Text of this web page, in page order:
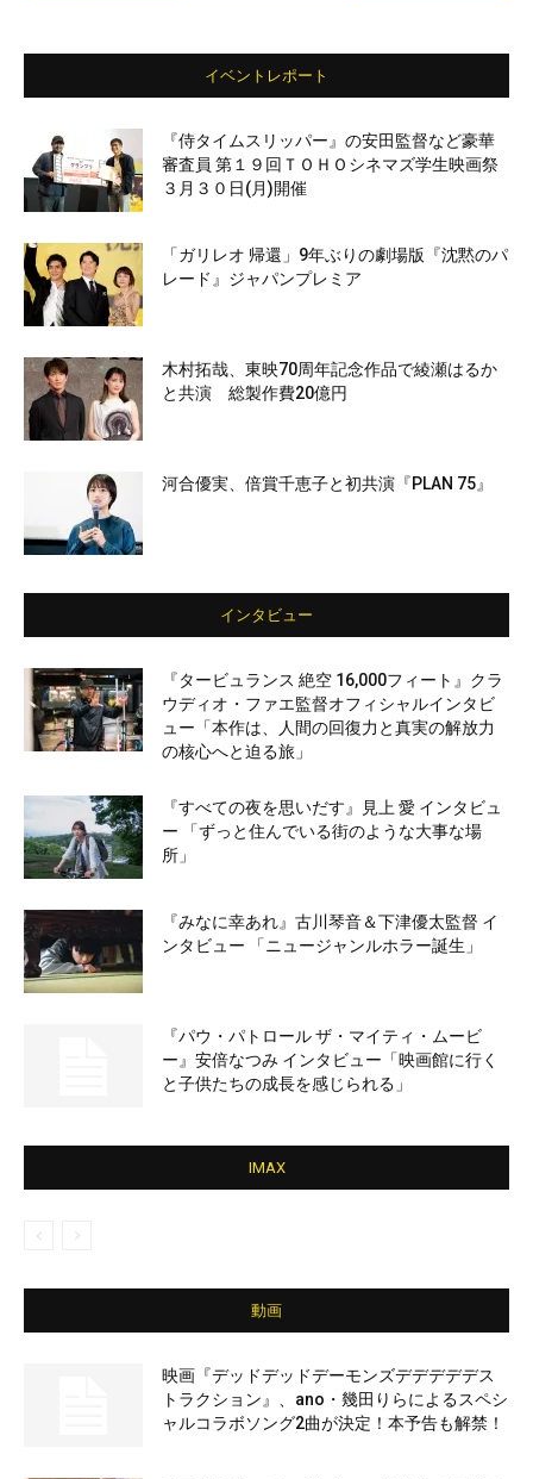
イベントレポート
『侍タイムスリッパー』の安田監督など豪華
審査員 第１９回ＴＯＨＯシネマズ学生映画祭
３月３０日(月)開催
「ガリレオ 帰還」9年ぶりの劇場版『沈黙のパ
レード』ジャパンプレミア
木村拓哉、東映70周年記念作品で綾瀬はるか
と共演 総製作費20億円
河合優実、倍賞千恵子と初共演『PLAN 75』
インタビュー
『タービュランス 絶空 16,000フィート』クラ
ウディオ・ファエ監督オフィシャルインタビ
ュー「本作は、人間の回復力と真実の解放力
の核心へと迫る旅」
『すべての夜を思いだす』見上 愛 インタビュ
ー 「ずっと住んでいる街のような大事な場
所」
『みなに幸あれ』古川琴音＆下津優太監督 イ
ンタビュー 「ニュージャンルホラー誕生」
『パウ・パトロール ザ・マイティ・ムービ
ー』安倍なつみ インタビュー「映画館に行く
と子供たちの成長を感じられる」
IMAX
動画
映画『デッドデッドデーモンズデデデデデス
トラクション』、ano・幾田りらによるスペシ
ャルコラボソング2曲が決定！本予告も解禁！